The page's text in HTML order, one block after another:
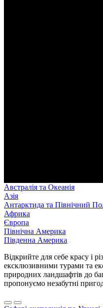
Австралія та Океанія
Азія
Антарктида та Північний
Африка
Європа
Північна Америка
Південна Америка
Відкрийте для себе красу і
ексклюзивними турами та
природних ландшафтів до
пропонуємо незабутні